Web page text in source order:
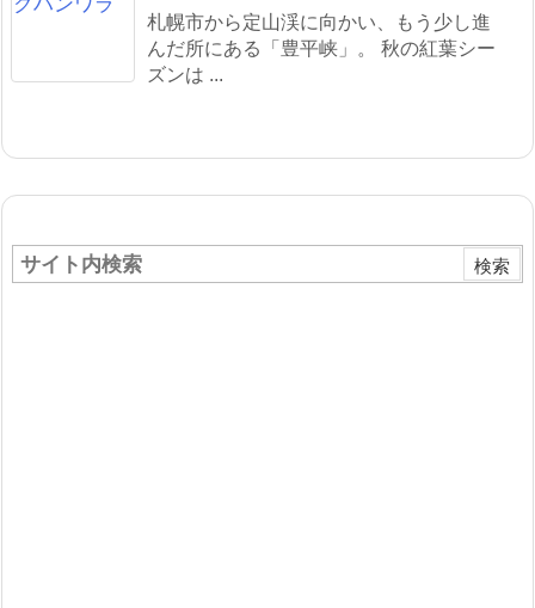
札幌市から定山渓に向かい、もう少し進
んだ所にある「豊平峡」。 秋の紅葉シー
ズンは ...